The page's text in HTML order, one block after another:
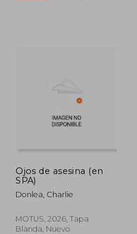
55%
Ojos de asesina (en
SPA)
Donlea, Charlie
MOTUS, 2026, Tapa
Blanda, Nuevo